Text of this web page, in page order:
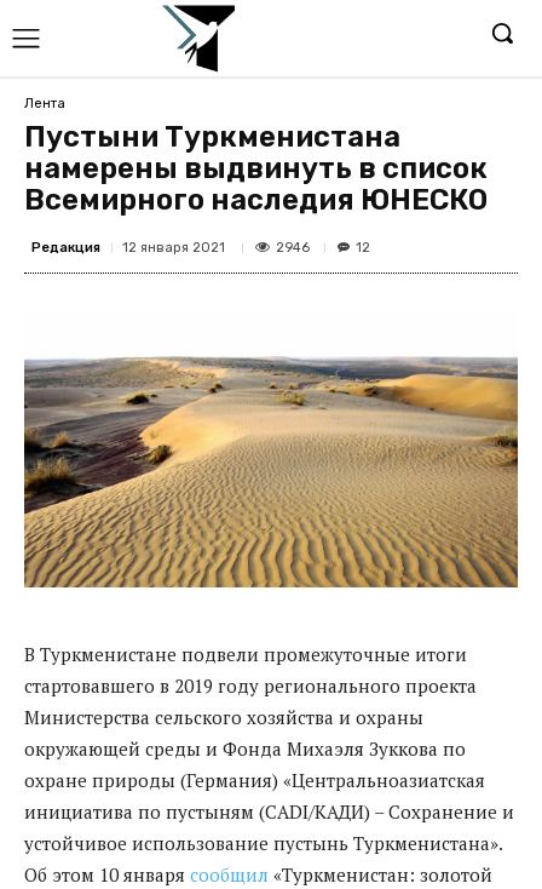
Лента
Пустыни Туркменистана
намерены выдвинуть в список
Всемирного наследия ЮНЕСКО
Редакция 12 января 2021 2946 12
В Туркменистане подвели промежуточные итоги
стартовавшего в 2019 году регионального проекта
Министерства сельского хозяйства и охраны
окружающей среды и Фонда Михаэля Зуккова по
охране природы (Германия) «Центральноазиатская
инициатива по пустыням (CADI/КАДИ) – Сохранение и
устойчивое использование пустынь Туркменистана».
Об этом 10 января сообщил «Туркменистан: золотой